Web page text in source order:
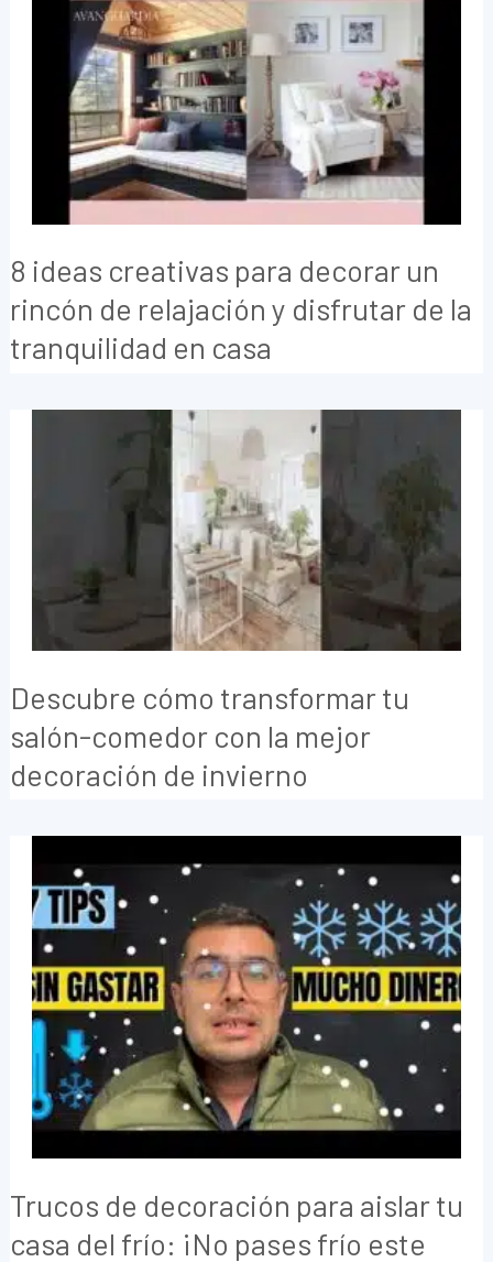
8 ideas creativas para decorar un
rincón de relajación y disfrutar de la
tranquilidad en casa
Descubre cómo transformar tu
salón-comedor con la mejor
decoración de invierno
Trucos de decoración para aislar tu
casa del frío: ¡No pases frío este